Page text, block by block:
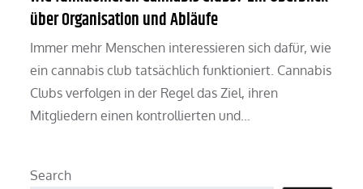
über Organisation und Abläufe
Immer mehr Menschen interessieren sich dafür, wie
ein cannabis club tatsächlich funktioniert. Cannabis
Clubs verfolgen in der Regel das Ziel, ihren
Mitgliedern einen kontrollierten und…
Search